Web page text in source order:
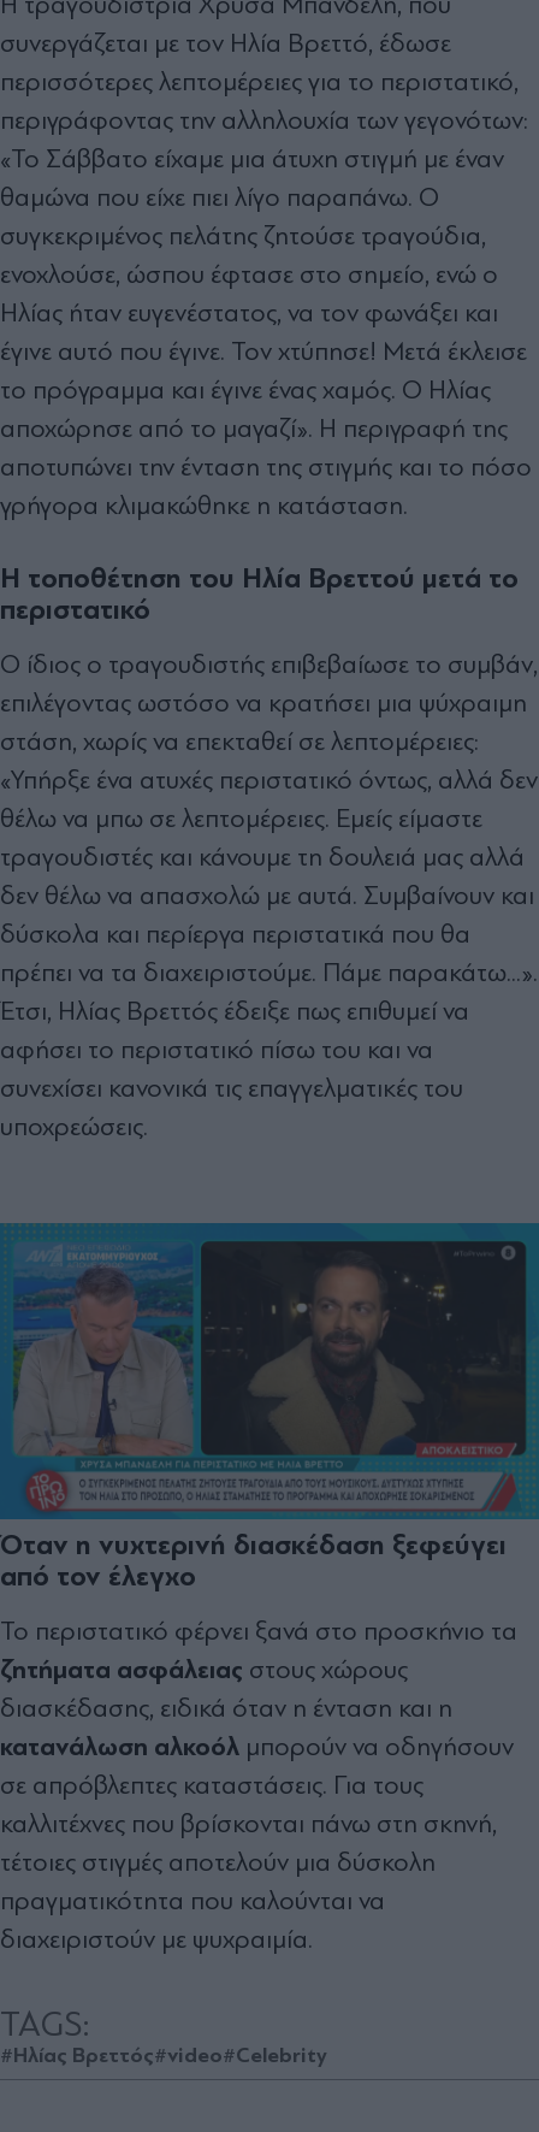
συνεργάζεται με τον Ηλία Βρεττό, έδωσε
περισσότερες λεπτομέρειες για το περιστατικό,
περιγράφοντας την αλληλουχία των γεγονότων:
«Το Σάββατο είχαμε μια άτυχη στιγμή με έναν
θαμώνα που είχε πιει λίγο παραπάνω. Ο
συγκεκριμένος πελάτης ζητούσε τραγούδια,
ενοχλούσε, ώσπου έφτασε στο σημείο, ενώ ο
Ηλίας ήταν ευγενέστατος, να τον φωνάξει και
έγινε αυτό που έγινε. Τον χτύπησε! Μετά έκλεισε
το πρόγραμμα και έγινε ένας χαμός. Ο Ηλίας
αποχώρησε από το μαγαζί». Η περιγραφή της
αποτυπώνει την ένταση της στιγμής και το πόσο
γρήγορα κλιμακώθηκε η κατάσταση.
Η τοποθέτηση του Ηλία Βρεττού μετά το
περιστατικό
Ο ίδιος ο τραγουδιστής επιβεβαίωσε το συμβάν,
επιλέγοντας ωστόσο να κρατήσει μια ψύχραιμη
στάση, χωρίς να επεκταθεί σε λεπτομέρειες:
«Υπήρξε ένα ατυχές περιστατικό όντως, αλλά δεν
θέλω να μπω σε λεπτομέρειες. Εμείς είμαστε
τραγουδιστές και κάνουμε τη δουλειά μας αλλά
δεν θέλω να απασχολώ με αυτά. Συμβαίνουν και
δύσκολα και περίεργα περιστατικά που θα
πρέπει να τα διαχειριστούμε. Πάμε παρακάτω...».
Έτσι, Ηλίας Βρεττός έδειξε πως επιθυμεί να
αφήσει το περιστατικό πίσω του και να
συνεχίσει κανονικά τις επαγγελματικές του
υποχρεώσεις.
Όταν η νυχτερινή διασκέδαση ξεφεύγει
από τον έλεγχο
Το περιστατικό φέρνει ξανά στο προσκήνιο τα
ζητήματα ασφάλειας στους χώρους
διασκέδασης, ειδικά όταν η ένταση και η
κατανάλωση αλκοόλ μπορούν να οδηγήσουν
σε απρόβλεπτες καταστάσεις. Για τους
καλλιτέχνες που βρίσκονται πάνω στη σκηνή,
τέτοιες στιγμές αποτελούν μια δύσκολη
πραγματικότητα που καλούνται να
διαχειριστούν με ψυχραιμία.
TAGS:
#Ηλίας Βρεττός#video#Celebrity